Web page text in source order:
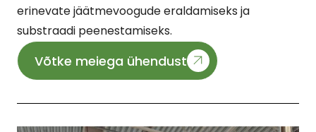
erinevate jäätmevoogude eraldamiseks ja
substraadi peenestamiseks.
Võtke meiega ühendust